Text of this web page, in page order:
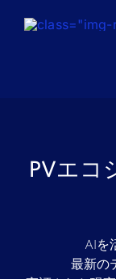
PVエコ
AIを
最新の